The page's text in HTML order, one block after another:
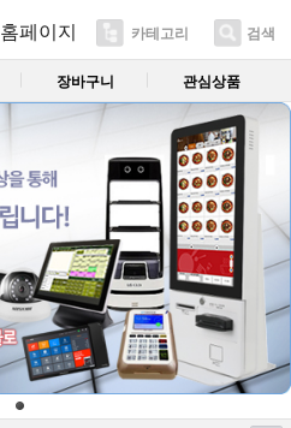
홈페이지 카테고리 검색
장바구니 관심상품